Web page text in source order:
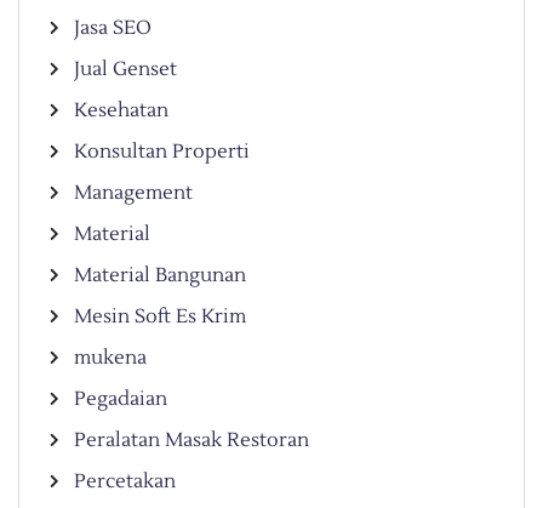
Jasa SEO
Jual Genset
Kesehatan
Konsultan Properti
Management
Material
Material Bangunan
Mesin Soft Es Krim
mukena
Pegadaian
Peralatan Masak Restoran
Percetakan